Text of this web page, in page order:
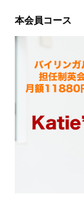
本会員コース